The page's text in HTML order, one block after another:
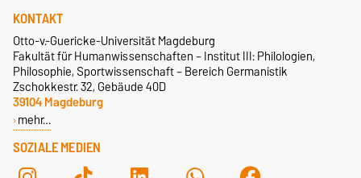
SOZIALE MEDIEN
KONTAKT
Otto-v.-Guericke-Universität Magdeburg
Fakultät für Humanwissenschaften – Institut III: Philologien,
Philosophie, Sportwissenschaft – Bereich Germanistik
Zschokkestr. 32, Gebäude 40D
39104 Magdeburg
mehr…